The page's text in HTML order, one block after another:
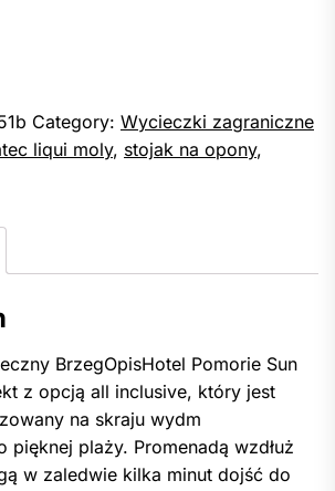
Category: Wycieczki zagraniczne
liqui moly, stojak na opony,
BrzegOpisHotel Pomorie Sun
z opcją all inclusive, który jest
na skraju wydm
pięknej plaży. Promenadą wzdłuż
w zaledwie kilka minut dojść do